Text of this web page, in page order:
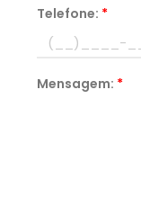
Telefone: *
Mensagem: *